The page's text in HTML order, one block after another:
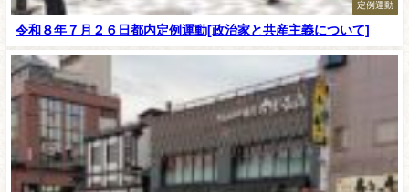
定例運動
令和８年７月２６日都内定例運動[政治家と共産主義について]